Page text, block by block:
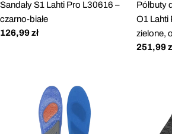
Sandały S1 Lahti Pro L30616 –
czarno-białe
Cena
126,99 zł
Półbuty
O1 Lahti
zielone,
Cena
251,99